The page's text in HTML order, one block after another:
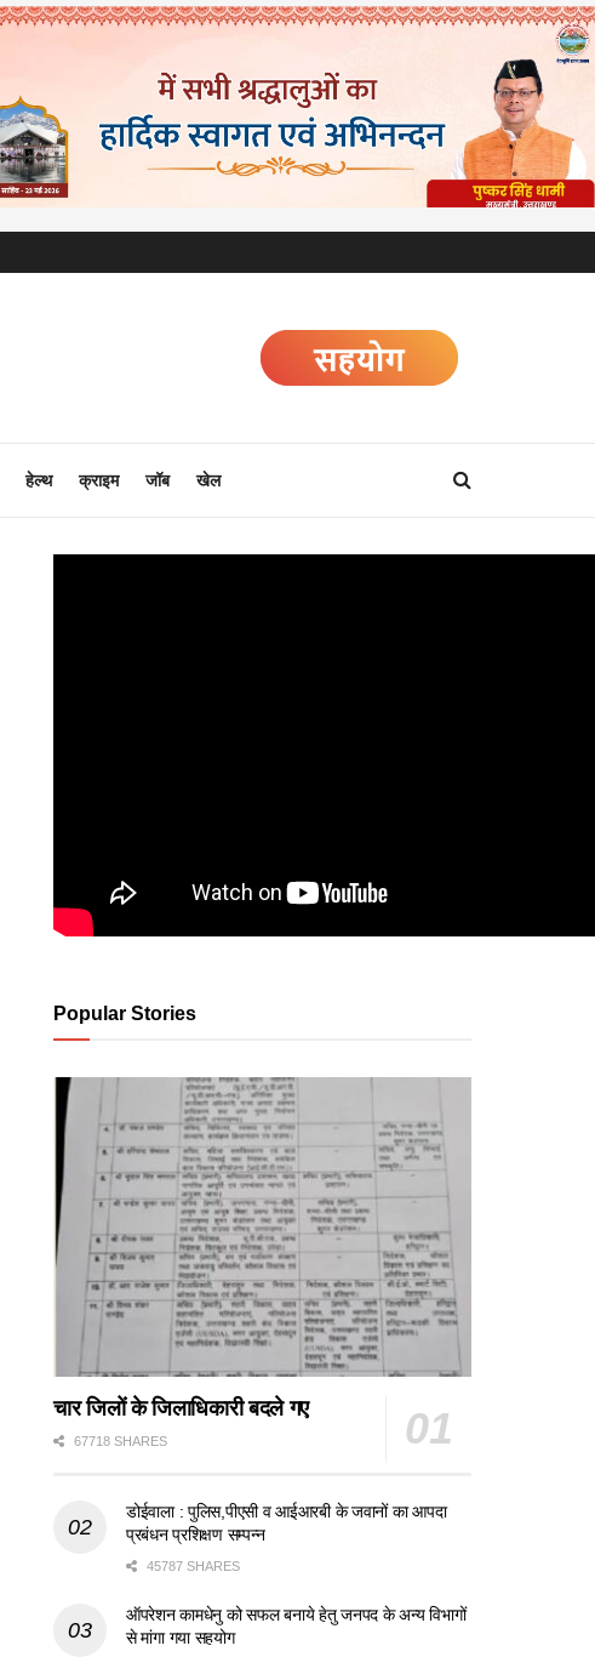
हेल्थ क्राइम जॉब खेल
Popular Stories
चार जिलों के जिलाधिकारी बदले गए
67718 SHARES
डोईवाला : पुलिस,पीएसी व आईआरबी के जवानों का आपदा
प्रबंधन प्रशिक्षण सम्पन्न
45787 SHARES
ऑपरेशन कामधेनु को सफल बनाये हेतु जनपद के अन्य विभागों
से मांगा गया सहयोग